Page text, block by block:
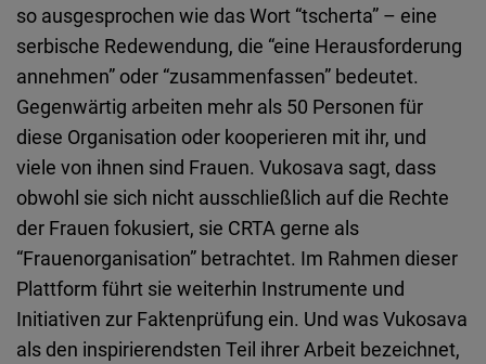
so ausgesprochen wie das Wort “tscherta” – eine
serbische Redewendung, die “eine Herausforderung
annehmen” oder “zusammenfassen” bedeutet.
Gegenwärtig arbeiten mehr als 50 Personen für
diese Organisation oder kooperieren mit ihr, und
viele von ihnen sind Frauen. Vukosava sagt, dass
obwohl sie sich nicht ausschließlich auf die Rechte
der Frauen fokusiert, sie CRTA gerne als
“Frauenorganisation” betrachtet. Im Rahmen dieser
Plattform führt sie weiterhin Instrumente und
Initiativen zur Faktenprüfung ein. Und was Vukosava
als den inspirierendsten Teil ihrer Arbeit bezeichnet,